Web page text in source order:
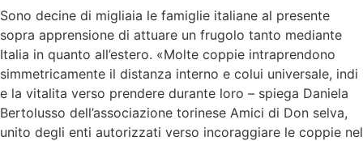
Sono decine di migliaia le famiglie italiane al presente
sopra apprensione di attuare un frugolo tanto mediante
Italia in quanto all’estero. «Molte coppie intraprendono
simmetricamente il distanza interno e colui universale, indi
e la vitalita verso prendere durante loro – spiega Daniela
Bertolusso dell’associazione torinese Amici di Don selva,
unito degli enti autorizzati verso incoraggiare le coppie nel